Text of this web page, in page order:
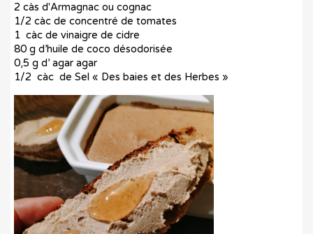
2 càs d'Armagnac ou cognac
1/2 càc de concentré de tomates
1 càc de vinaigre de cidre
80 g d’huile de coco désodorisée
0,5 g d’ agar agar
1/2 càc de Sel « Des baies et des Herbes »